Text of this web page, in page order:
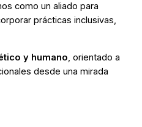
como un aliado para
prácticas inclusivas,
y humano, orientado a
desde una mirada